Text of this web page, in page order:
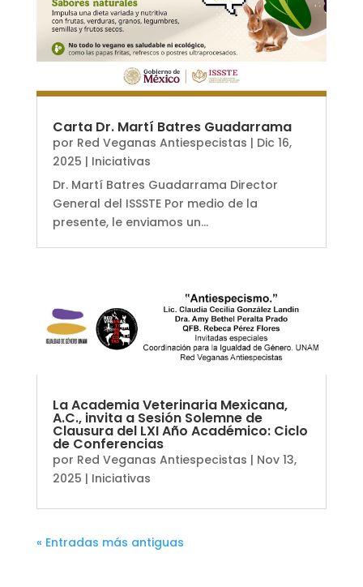
Carta Dr. Martí Batres Guadarrama
por Red Veganas Antiespecistas | Dic 16,
2025 | Iniciativas
Dr. Martí Batres Guadarrama Director
General del ISSSTE Por medio de la
presente, le enviamos un...
La Academia Veterinaria Mexicana,
A.C., invita a Sesión Solemne de
Clausura del LXI Año Académico: Ciclo
de Conferencias
por Red Veganas Antiespecistas | Nov 13,
2025 | Iniciativas
« Entradas más antiguas